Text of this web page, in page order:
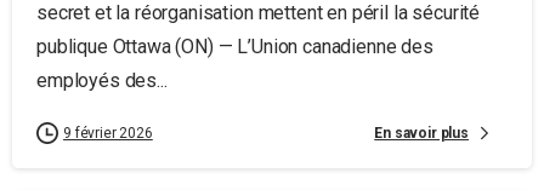
secret et la réorganisation mettent en péril la sécurité
publique Ottawa (ON) — L’Union canadienne des
employés des...
9 février 2026 En savoir plus